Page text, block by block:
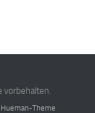
vorbehalten.
Hueman-Theme